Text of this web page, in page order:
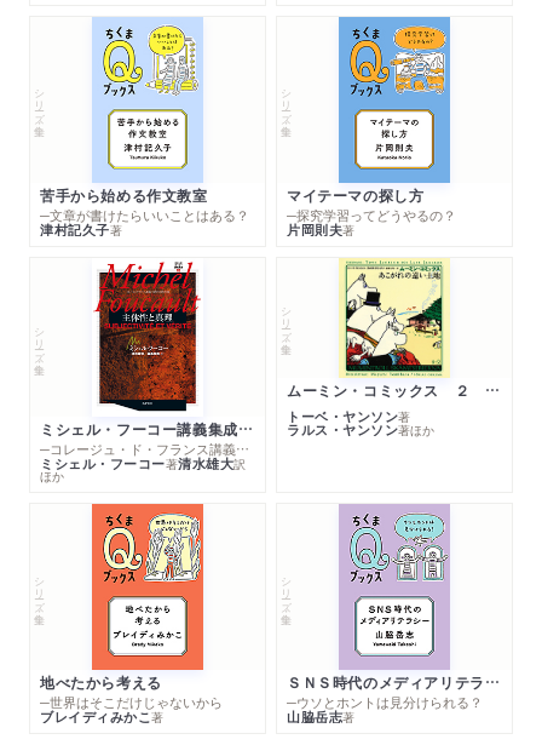
シリーズ・全集
苦手から始める作文教室
─文章が書けたらいいことはある？
津村記久子著
シリーズ・全集
マイテーマの探し方
─探究学習ってどうやるの？
片岡則夫著
シリーズ・全集
ミシェル・フーコー講義集成１０ 主体性と真理
─コレージュ・ド・フランス講義１９８０－１９８１年度
ミシェル・フーコー著清水雄大訳
ほか
シリーズ・全集
ムーミン・コミックス ２ あこがれの遠い土地
トーベ・ヤンソン著
ラルス・ヤンソン著ほか
シリーズ・全集
地べたから考える
─世界はそこだけじゃないから
ブレイディみかこ著
シリーズ・全集
ＳＮＳ時代のメディアリテラシー
─ウソとホントは見分けられる？
山脇岳志著